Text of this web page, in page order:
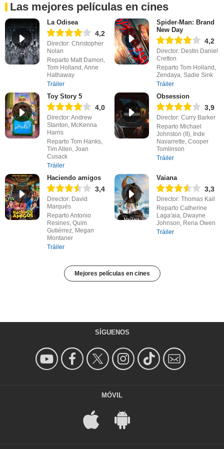
Las mejores películas en cines
La Odisea
4,2
Director: Christopher
Nolan
Reparto Matt Damon,
Tom Holland, Anne
Hathaway
Tráiler
Spider-Man: Brand
New Day
4,2
Director: Destin Daniel
Cretton
Reparto Tom Holland,
Zendaya, Sadie Sink
Tráiler
Toy Story 5
4,0
Director: Andrew
Stanton, McKenna
Harris
Reparto Tom Hanks,
Tim Allen, Joan
Cusack
Tráiler
Obsession
3,9
Director: Curry Barker
Reparto Michael
Johnston (II), Inde
Navarrette, Cooper
Tomlinson
Tráiler
Haciendo amigos
3,4
Director: David
Marqués
Reparto Antonio
Resines, Quim
Gutiérrez, Megan
Montaner
Tráiler
Vaiana
3,3
Director: Thomas Kail
Reparto Catherine
Laga'aia, Dwayne
Johnson, Rena Owen
Tráiler
Mejores películas en cines
SÍGUENOS
MÓVIL